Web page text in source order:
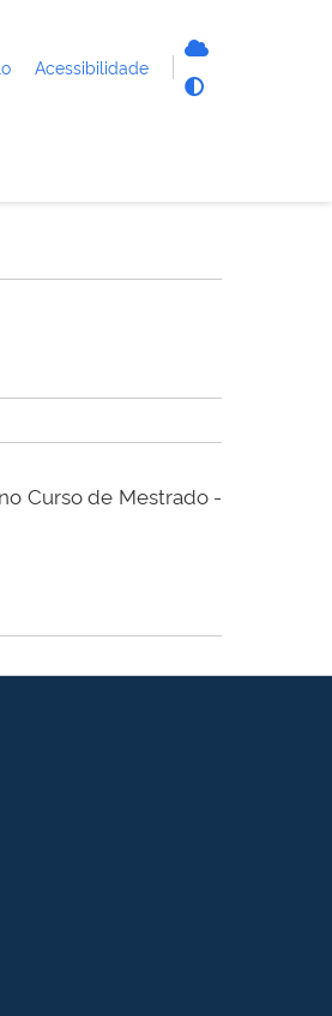
Acessibilidade
Curso de Mestrado -